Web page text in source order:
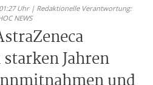
Uhr | Redaktionelle Verantwortung:
NEWS
Jahren